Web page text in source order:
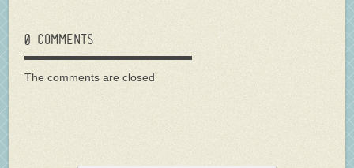
0 comments
The comments are closed